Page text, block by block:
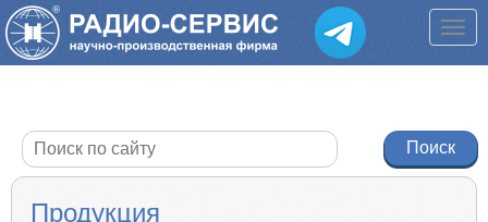
Продукция